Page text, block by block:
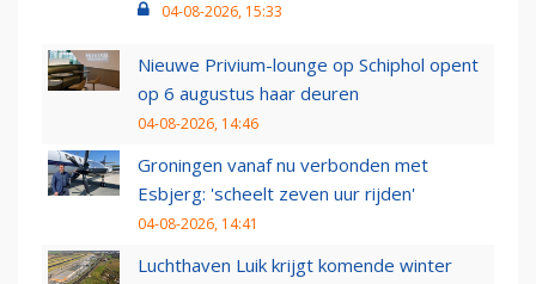
04-08-2026, 15:33
Nieuwe Privium-lounge op Schiphol opent
op 6 augustus haar deuren
04-08-2026, 14:46
Groningen vanaf nu verbonden met
Esbjerg: 'scheelt zeven uur rijden'
04-08-2026, 14:41
Luchthaven Luik krijgt komende winter